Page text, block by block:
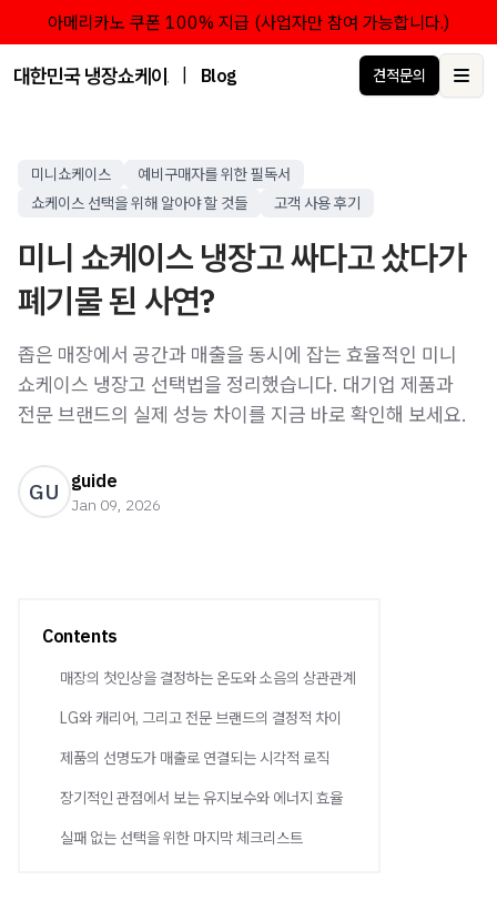
아메리카노 쿠폰 100% 지급 (사업자만 참여 가능합니다.)
대한민국 냉장쇼케이스 점유율 1위 브랜드 한성쇼케이스
Blog 견적문의
미니쇼케이스
예비구매자를 위한 필독서
쇼케이스 선택을 위해 알아야 할 것들
고객 사용 후기
미니 쇼케이스 냉장고 싸다고 샀다가
폐기물 된 사연?
좁은 매장에서 공간과 매출을 동시에 잡는 효율적인 미니
쇼케이스 냉장고 선택법을 정리했습니다. 대기업 제품과
전문 브랜드의 실제 성능 차이를 지금 바로 확인해 보세요.
GU guide
Jan 09, 2026
Contents
매장의 첫인상을 결정하는 온도와 소음의 상관관계
LG와 캐리어, 그리고 전문 브랜드의 결정적 차이
제품의 선명도가 매출로 연결되는 시각적 로직
장기적인 관점에서 보는 유지보수와 에너지 효율
실패 없는 선택을 위한 마지막 체크리스트